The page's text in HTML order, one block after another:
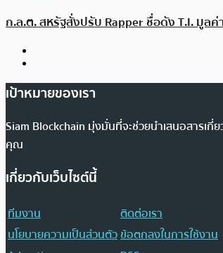
ก.ล.ต. สหรัฐสั่งปรับ Rapper ชื่อดัง T.I. มูล
เป้าหมายของเรา
Siam Blockchain มุ่งมั่นที่จะช่วยนำเสนอสารเกี่
คุณ
เกี่ยวกับเว็บไซต์นี้
ทีมงาน
ติดต่อเรา
นโยบายความเป็นส่วนตัวข้อตกลงในการใช้งาน